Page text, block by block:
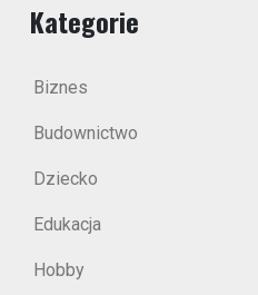
Kategorie
Biznes
Budownictwo
Dziecko
Edukacja
Hobby